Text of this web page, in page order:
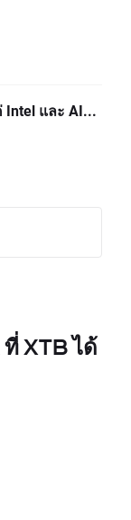
Intel และ AI...
XTB ได้